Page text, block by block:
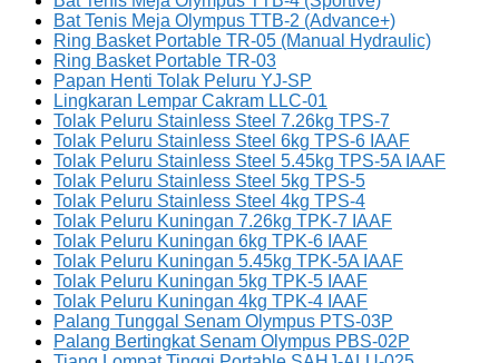
Bat Tenis Meja Olympus TTB-2 (Advance+)
Ring Basket Portable TR-05 (Manual Hydraulic)
Ring Basket Portable TR-03
Papan Henti Tolak Peluru YJ-SP
Lingkaran Lempar Cakram LLC-01
Tolak Peluru Stainless Steel 7.26kg TPS-7
Tolak Peluru Stainless Steel 6kg TPS-6 IAAF
Tolak Peluru Stainless Steel 5.45kg TPS-5A IAAF
Tolak Peluru Stainless Steel 5kg TPS-5
Tolak Peluru Stainless Steel 4kg TPS-4
Tolak Peluru Kuningan 7.26kg TPK-7 IAAF
Tolak Peluru Kuningan 6kg TPK-6 IAAF
Tolak Peluru Kuningan 5.45kg TPK-5A IAAF
Tolak Peluru Kuningan 5kg TPK-5 IAAF
Tolak Peluru Kuningan 4kg TPK-4 IAAF
Palang Tunggal Senam Olympus PTS-03P
Palang Bertingkat Senam Olympus PBS-02P